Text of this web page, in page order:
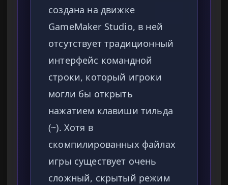
создана на движке
GameMaker Studio, в ней
отсутствует традиционный
интерфейс командной
строки, который игроки
могли бы открыть
нажатием клавиши тильда
(~). Хотя в
скомпилированных файлах
игры существует очень
сложный, скрытый режим